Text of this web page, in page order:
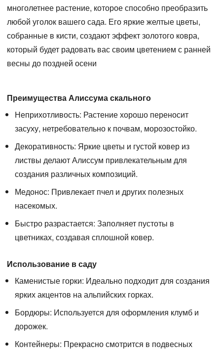
многолетнее растение, которое способно преобразить
любой уголок вашего сада. Его яркие желтые цветы,
собранные в кисти, создают эффект золотого ковра,
который будет радовать вас своим цветением с ранней
весны до поздней осени
Преимущества Алиссума скального
Неприхотливость: Растение хорошо переносит
засуху, нетребовательно к почвам, морозостойко.
Декоративность: Яркие цветы и густой ковер из
листвы делают Алиссум привлекательным для
создания различных композиций.
Медонос: Привлекает пчел и других полезных
насекомых.
Быстро разрастается: Заполняет пустоты в
цветниках, создавая сплошной ковер.
Использование в саду
Каменистые горки: Идеально подходит для создания
ярких акцентов на альпийских горках.
Бордюры: Используется для оформления клумб и
дорожек.
Контейнеры: Прекрасно смотрится в подвесных